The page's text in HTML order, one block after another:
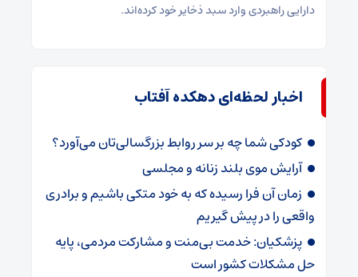
دارایی راهبردی وارد سبد ذخایر خود کرده‌اند.
اخبار لحظه‌ای دهکده آفتاب
کودکی شما چه بر سر روابط بزرگسالی‌تان می‌آورد؟
آرایش موی بلند زنانه و مجلسی
زمان آن فرا رسیده که به خود متکی باشیم و برادری
واقعی را در پیش گیریم
پزشکیان: خدمت بی‌منت و مشارکت مردمی، پایه
حل مشکلات کشور است